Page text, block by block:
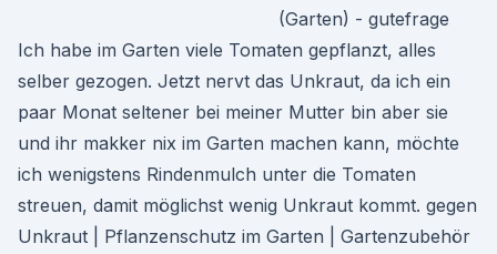
(Garten) - gutefrage
Ich habe im Garten viele Tomaten gepflanzt, alles
selber gezogen. Jetzt nervt das Unkraut, da ich ein
paar Monat seltener bei meiner Mutter bin aber sie
und ihr makker nix im Garten machen kann, möchte
ich wenigstens Rindenmulch unter die Tomaten
streuen, damit möglichst wenig Unkraut kommt. gegen
Unkraut | Pflanzenschutz im Garten | Gartenzubehör